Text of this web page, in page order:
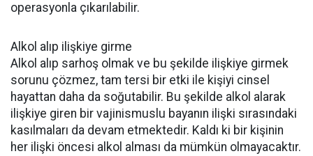
operasyonla çıkarılabilir.
Alkol alıp ilişkiye girme
Alkol alıp sarhoş olmak ve bu şekilde ilişkiye girmek
sorunu çözmez, tam tersi bir etki ile kişiyi cinsel
hayattan daha da soğutabilir. Bu şekilde alkol alarak
ilişkiye giren bir vajinismuslu bayanın ilişki sırasındaki
kasılmaları da devam etmektedir. Kaldı ki bir kişinin
her ilişki öncesi alkol alması da mümkün olmayacaktır.